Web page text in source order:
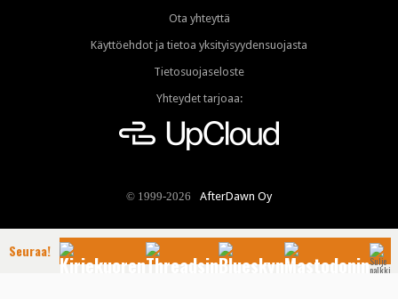
Ota yhteyttä
Käyttöehdot ja tietoa yksityisyydensuojasta
Tietosuojaseloste
Yhteydet tarjoaa:
© 1999-2026 AfterDawn Oy
Seuraa!